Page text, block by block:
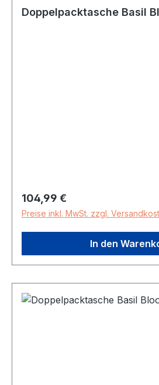
Doppelpacktasche Basil
Regulärer Preis:
104,99 €
Preise inkl. MwSt. zzgl.
In den